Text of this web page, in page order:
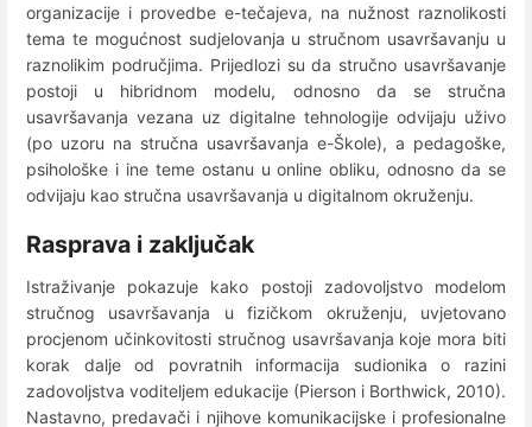
organizacije i provedbe e-tečajeva, na nužnost raznolikosti
tema te mogućnost sudjelovanja u stručnom usavršavanju u
raznolikim područjima. Prijedlozi su da stručno usavršavanje
postoji u hibridnom modelu, odnosno da se stručna
usavršavanja vezana uz digitalne tehnologije odvijaju uživo
(po uzoru na stručna usavršavanja e-Škole), a pedagoške,
psihološke i ine teme ostanu u online obliku, odnosno da se
odvijaju kao stručna usavršavanja u digitalnom okruženju.
Rasprava i zaključak
Istraživanje pokazuje kako postoji zadovoljstvo modelom
stručnog usavršavanja u fizičkom okruženju, uvjetovano
procjenom učinkovitosti stručnog usavršavanja koje mora biti
korak dalje od povratnih informacija sudionika o razini
zadovoljstva voditeljem edukacije (Pierson i Borthwick, 2010).
Nastavno, predavači i njihove komunikacijske i profesionalne